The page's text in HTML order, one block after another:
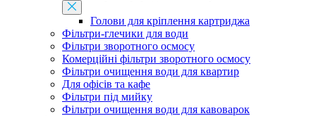
Голови для кріплення картриджа
Фільтри-глечики для води
Фільтри зворотного осмосу
Комерційні фільтри зворотного осмосу
Фільтри очищення води для квартир
Для офісів та кафе
Фільтри під мийку
Фільтри очищення води для кавоварок